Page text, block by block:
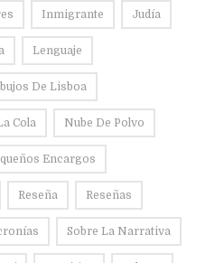
Inmigrante Judía
Lenguaje
De Lisboa
Cola Nube De Polvo
Encargos
Reseña Reseñas
Sobre La Narrativa